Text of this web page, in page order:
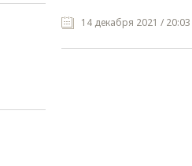
14 декабря 2021 / 20:03